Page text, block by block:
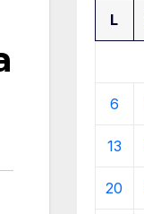
L
6
13
20